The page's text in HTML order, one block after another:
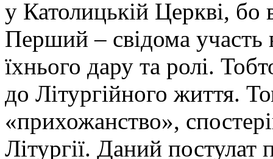
у Католицькій Церкві, бо
Перший – свідома участь
їхнього дару та ролі.
до Літургійного життя.
«прихожанство»,
Літургії. Даний